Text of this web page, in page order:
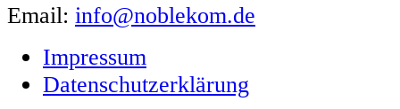
Email: info@noblekom.de
Impressum
Datenschutzerklärung